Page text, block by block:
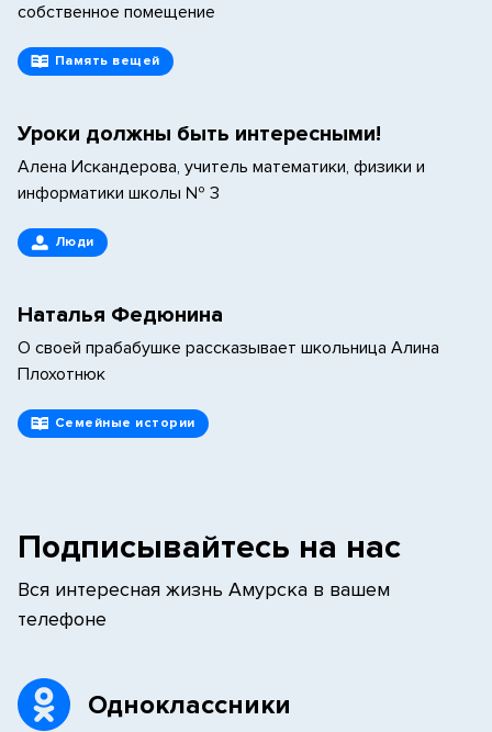
собственное помещение
Память вещей
Уроки должны быть интересными!
Алена Искандерова, учитель математики, физики и
информатики школы № 3
Люди
Наталья Федюнина
О своей прабабушке рассказывает школьница Алина
Плохотнюк
Семейные истории
Подписывайтесь на нас
Вся интересная жизнь Амурска в вашем
телефоне
Одноклассники